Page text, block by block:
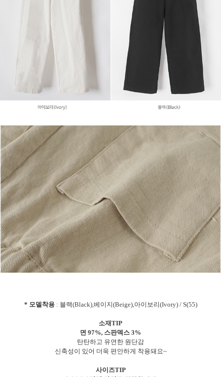
* 모델착용: 블랙(Black),베이지(Beige),아이보리(Ivory) / S(55)
소재TIP
면 97%, 스판덱스 3%
탄탄하고 유연한 원단감
신축성이 있어 더욱 편안하게 착용돼요~
사이즈TIP